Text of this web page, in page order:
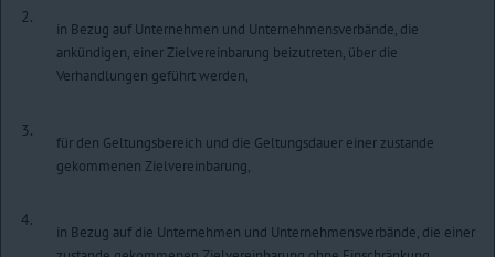
2.
in Bezug auf Unternehmen und Unternehmensverbände, die
ankündigen, einer Zielvereinbarung beizutreten, über die
Verhandlungen geführt werden,
3.
für den Geltungsbereich und die Geltungsdauer einer zustande
gekommenen Zielvereinbarung,
4.
in Bezug auf die Unternehmen und Unternehmensverbände, die einer